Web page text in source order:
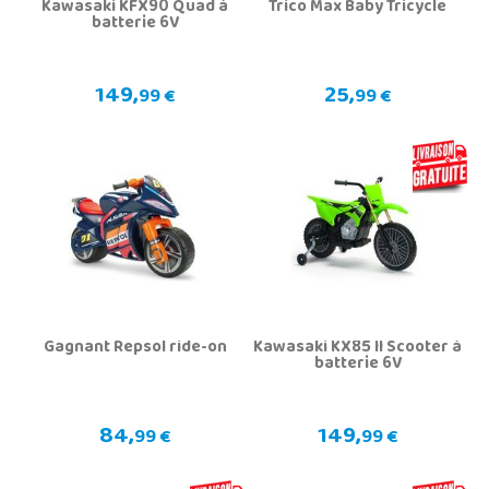
Kawasaki KFX90 Quad à
batterie 6V
149,99 €
Trico Max Baby Tricycle
25,99 €
Gagnant Repsol ride-on
84,99 €
Kawasaki KX85 II Scooter à
batterie 6V
149,99 €